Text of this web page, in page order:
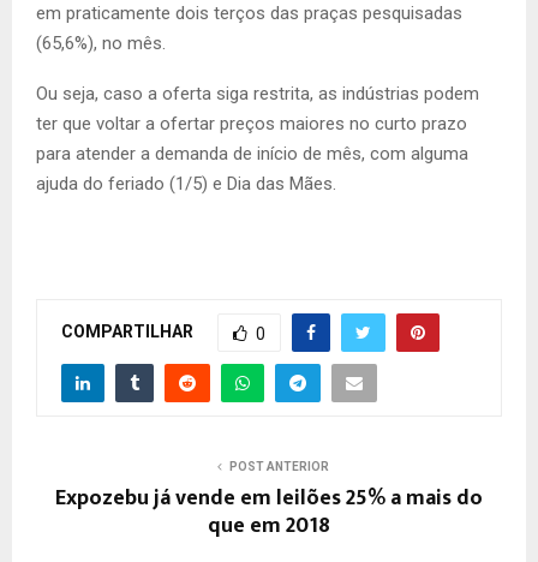
em praticamente dois terços das praças pesquisadas
(65,6%), no mês.
Ou seja, caso a oferta siga restrita, as indústrias podem
ter que voltar a ofertar preços maiores no curto prazo
para atender a demanda de início de mês, com alguma
ajuda do feriado (1/5) e Dia das Mães.
COMPARTILHAR 0
POST ANTERIOR
Expozebu já vende em leilões 25% a mais do
que em 2018